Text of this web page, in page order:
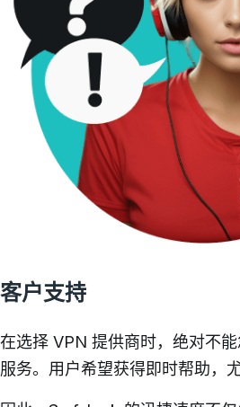
客户支持
在选择 VPN 提供商时，绝对不
服务。用户希望获得即时帮助，